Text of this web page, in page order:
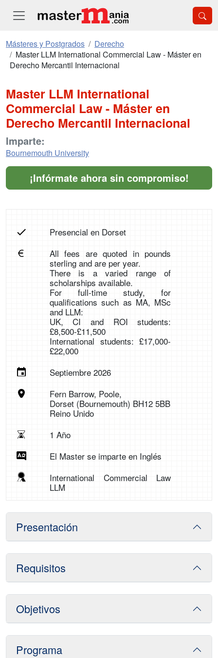
Másteres y Postgrados
Derecho
Master LLM International Commercial Law - Máster en
Derecho Mercantil Internacional
Master LLM International
Commercial Law - Máster en
Derecho Mercantil Internacional
Imparte:
Bournemouth University
¡Infórmate ahora sin compromiso!
Presencial en Dorset
All fees are quoted in pounds
sterling and are per year.
There is a varied range of
scholarships available.
For full-time study, for
qualifications such as MA, MSc
and LLM:
UK, CI and ROI students:
£8,500-£11,500
International students: £17,000-
£22,000
Septiembre 2026
Fern Barrow, Poole,
Dorset (Bournemouth) BH12 5BB
Reino Unido
1 Año
El Master se imparte en Inglés
International Commercial Law
LLM
Presentación
Requisitos
Objetivos
Programa